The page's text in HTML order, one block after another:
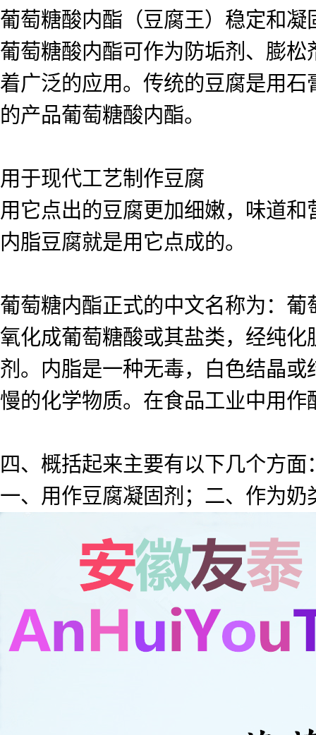
葡萄糖酸内酯（豆腐王）稳定和
葡萄糖酸内酯可作为防垢剂、膨
着广泛的应用。传统的豆腐是用
的产品葡萄糖酸内酯。
用于现代工艺制作豆腐
用它点出的豆腐更加细嫩，味道
内脂豆腐就是用它点成的。
葡萄糖内酯正式的中文名称为：葡
氧化成葡萄糖酸或其盐类，经纯
剂。内脂是一种无毒，白色结晶
慢的化学物质。在食品工业中用
四、概括起来主要有以下几个方面
一、用作豆腐凝固剂；二、作为